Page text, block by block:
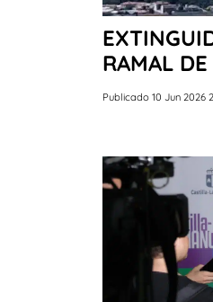
RAMAL
Publicado 10 Jun 2026